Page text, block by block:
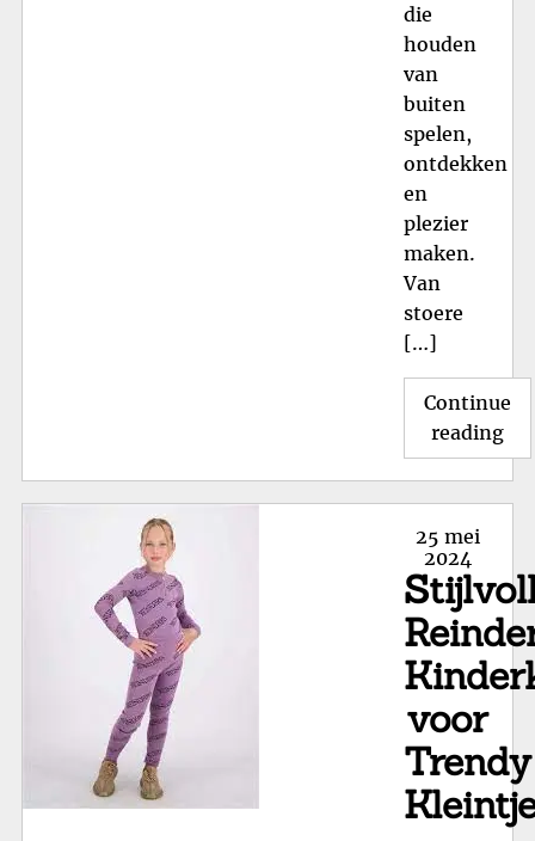
die
houden
van
buiten
spelen,
ontdekken
en
plezier
maken.
Van
stoere
[…]
Continue
reading
Posted
on
25 mei
2024
voor
Trendy